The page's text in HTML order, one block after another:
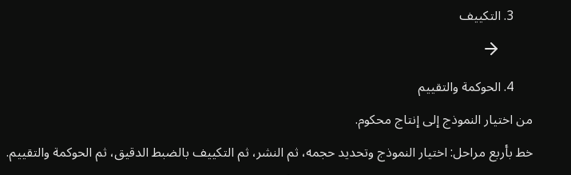
التكييف
الحوكمة والتقييم
من اختيار النموذج إلى إنتاج محكوم.
خط بأربع مراحل: اختيار النموذج وتحديد حجمه، ثم النشر، ثم التكييف بالضبط الدقيق، ثم الحوكمة والتقييم.